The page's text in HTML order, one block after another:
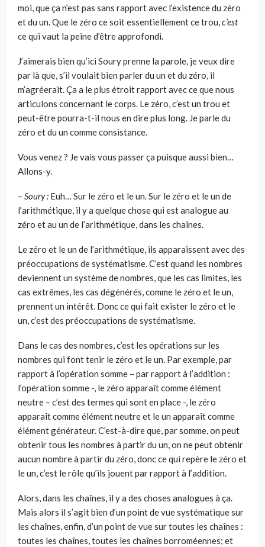
moi, que ça n’est pas sans rapport avec l’existence du zéro
et du un. Que le zéro ce soit essentiellement ce trou,c’est
ce qui vaut la peine d’être approfondi.
J’aimerais bien qu’ici Soury prenne la parole, je veux dire
par là que, s’il voulait bien parler du un et du zéro, il
m’agréerait. Ça a le plus étroit rap­port avec ce que nous
articulons concernant le corps. Le zéro, c’est un trou et
peut-être pourra-t-il nous en dire plus long. Je parle du
zéro et du un comme consistance.
Vous venez ? Je vais vous passer ça puisque aussi bien…
Allons-y.
– Soury : Euh… Sur le zéro et le un. Sur le zéro et le un de
l’arithmé­tique, il y a quelque chose qui est analogue au
zéro et au un de l’arithmé­tique, dans les chaînes.
Le zéro et le un de l’arithmétique, ils apparaissent avec des
préoccupa­tions de systématisme. C’est quand les nombres
deviennent un système de nombres, que les cas limites, les
cas extrêmes, les cas dégénérés, comme le zéro et le un,
prennent un intérêt. Donc ce qui fait exister le zéro et le
un, c’est des préoccupations de systématisme.
Dans le cas des nombres, c’est les opérations sur les
nombres qui font tenir le zéro et le un. Par exemple, par
rapport à l’opération somme – par rapport à l’addition :
l’opération somme -, le zéro apparaît comme élé­ment
neutre – c’est des termes qui sont en place -, le zéro
apparaît comme élément neutre et le un apparaît comme
élément générateur. C’est-à-dire que, par somme, on peut
obtenir tous les nombres à partir du un, on ne peut obtenir
aucun nombre à partir du zéro, donc ce qui repère le zéro et
le un, c’est le rôle qu’ils jouent par rapport à l’addition.
Alors, dans les chaînes, il y a des choses analogues à ça.
Mais alors il s’agit bien d’un point de vue systématique sur
les chaînes, enfin, d’un point de vue sur toutes les chaînes :
toutes les chaînes, toutes les chaînes borroméennes; et